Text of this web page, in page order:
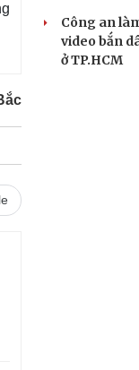
Công an
video bắn
ở TP.HCM